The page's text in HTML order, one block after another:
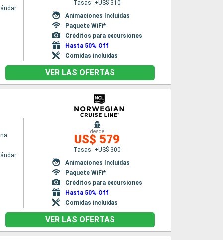
Tasas: +US$ 310
Animaciones Incluidas
Paquete WiFi*
Créditos para excursiones
Hasta 50% Off
Comidas incluidas
VER LAS OFERTAS
desde
US$ 579
Tasas: +US$ 300
Animaciones Incluidas
Paquete WiFi*
Créditos para excursiones
Hasta 50% Off
Comidas incluidas
VER LAS OFERTAS